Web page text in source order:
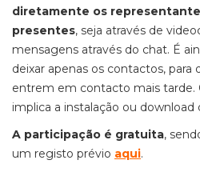
diretamente os
presentes, seja através de
mensagens através do chat. É
deixar apenas os contactos,
entrem em contacto mais tarde.
implica a instalação ou download
A participação é gratuita,
um registo prévio aqui.